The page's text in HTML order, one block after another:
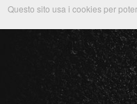
Questo sito usa i cookies per